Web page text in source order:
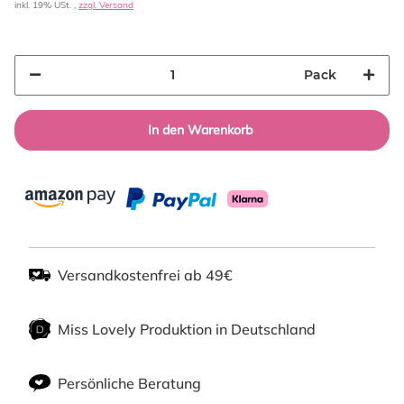
inkl. 19% USt. , zzgl. Versand
Pack
In den Warenkorb
Versandkostenfrei ab 49€
Miss Lovely Produktion in Deutschland
Persönliche Beratung